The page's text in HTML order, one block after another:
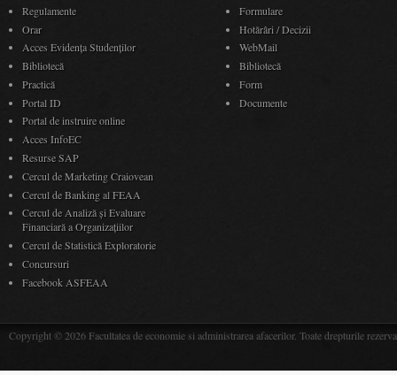
Regulamente
Orar
Acces Evidenţa Studenţilor
Bibliotecă
Practică
Portal ID
Portal de instruire online
Acces InfoEC
Resurse SAP
Cercul de Marketing Craiovean
Cercul de Banking al FEAA
Cercul de Analiză și Evaluare
Financiară a Organizațiilor
Cercul de Statistică Exploratorie
Concursuri
Facebook ASFEAA
Formulare
Hotărâri / Decizii
WebMail
Bibliotecă
Form
Documente
Copyright © 2026 Facultatea de economie si administrarea afacerilor. Toate drepturile